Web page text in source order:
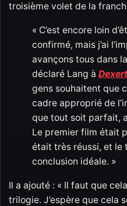
troisième volet de la
« C’est encore loin
confirmé, mais j’ai
avançons tous dans
déclaré Lang à
gens souhaitent que
cadre approprié de
que tout soit parfait,
Le premier film était
était très réussi, et le
conclusion idéale. »
Il a ajouté : « Il faut que
trilogie. J’espère que cela